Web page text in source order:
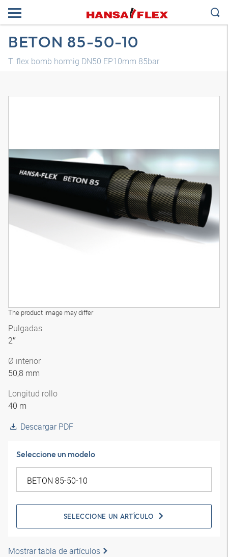
BETON 85-50-10
T. flex bomb hormig DN50 EP10mm 85bar
The product image may differ
Pulgadas
2″
Ø interior
50,8 mm
Longitud rollo
40 m
Descargar PDF
Seleccione un modelo
SELECCIONE UN ARTÍCULO
Mostrar tabla de artículos